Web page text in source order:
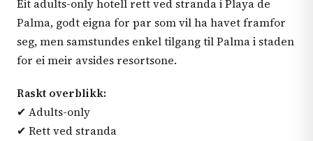
Eit adults-only hotell rett ved stranda i Playa de
Palma, godt eigna for par som vil ha havet framfor
seg, men samstundes enkel tilgang til Palma i staden
for ei meir avsides resort­sone.
Raskt overblikk:
✔ Adults-only
✔ Rett ved stranda